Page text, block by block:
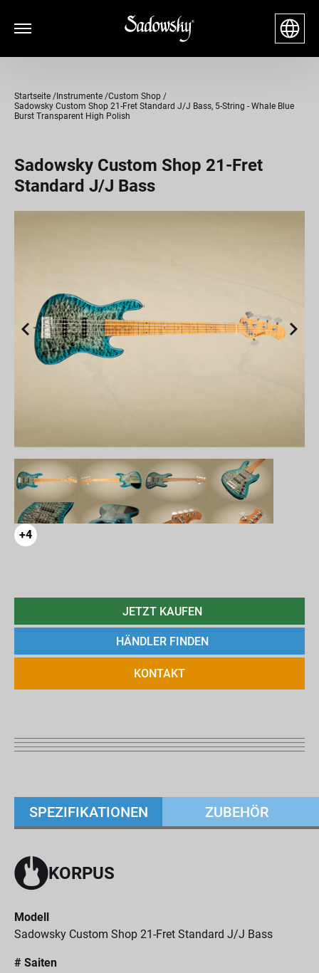
Startseite Instrumente Custom Shop
Sadowsky Custom Shop 21-Fret Standard J/J Bass, 5-String - Whale Blue
Burst Transparent High Polish
Sadowsky Custom Shop 21-Fret
Standard J/J Bass
+4
JETZT KAUFEN
HÄNDLER FINDEN
KONTAKT
SPEZIFIKATIONEN ZUBEHÖR
KORPUS
Modell
Sadowsky Custom Shop 21-Fret Standard J/J Bass
# Saiten